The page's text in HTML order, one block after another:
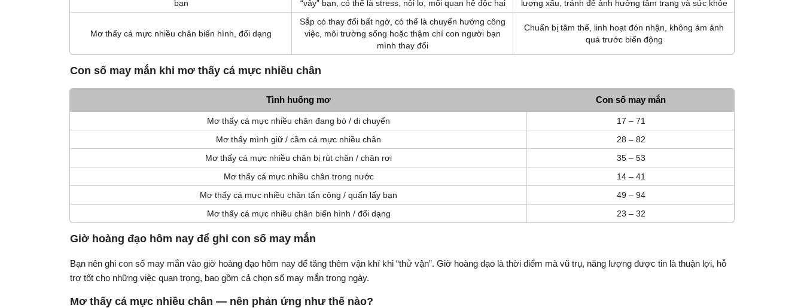
bạn
“vây” bạn, có thể là stress, nỗi lo, mối quan hệ độc hại
lượng xấu, tránh để ảnh hưởng tâm trạng và sức khỏe
Mơ thấy cá mực nhiều chân biến hình, đổi dạng
Sắp có thay đổi bất ngờ, có thể là chuyển hướng công
việc, môi trường sống hoặc thậm chí con người bạn
mình thay đổi
Chuẩn bị tâm thế, linh hoạt đón nhận, không ám ảnh
quá trước biến động
Con số may mắn khi mơ thấy cá mực nhiều chân
Tình huống mơ Con số may mắn
Mơ thấy cá mực nhiều chân đang bò / di chuyển
17 – 71
Mơ thấy mình giữ / cầm cá mực nhiều chân
28 – 82
Mơ thấy cá mực nhiều chân bị rút chân / chân rơi
35 – 53
Mơ thấy cá mực nhiều chân trong nước
14 – 41
Mơ thấy cá mực nhiều chân tấn công / quấn lấy bạn
49 – 94
Mơ thấy cá mực nhiều chân biến hình / đổi dạng
23 – 32
Giờ hoàng đạo hôm nay để ghi con số may mắn
Bạn nên ghi con số may mắn vào giờ hoàng đạo hôm nay để tăng thêm vận khí khi “thử vận”. Giờ hoàng đạo là thời điểm mà vũ trụ, năng lượng được tin là thuận lợi, hỗ
trợ tốt cho những việc quan trọng, bao gồm cả chọn số may mắn trong ngày.
Mơ thấy cá mực nhiều chân — nên phản ứng như thế nào?